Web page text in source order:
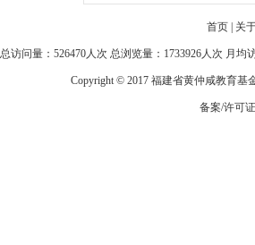
首页 | 关
总访问量：526470人次 总浏览量：1733926人次 月
Copyright © 2017 福建省黄仲咸教育基
备案/许可